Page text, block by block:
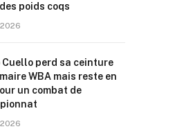
poids coqs
Cuello perd sa ceinture
WBA mais reste en
un combat de